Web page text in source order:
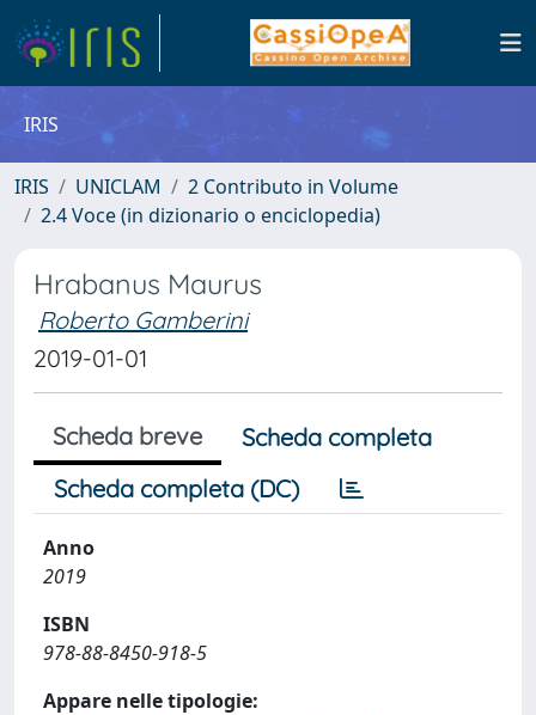
IRIS
IRIS UNICLAM
2 Contributo in Volume
2.4 Voce (in dizionario o enciclopedia)
Hrabanus Maurus
Roberto Gamberini
2019-01-01
Scheda breve
Scheda completa
Scheda completa (DC)
Anno
2019
ISBN
978-88-8450-918-5
Appare nelle tipologie: